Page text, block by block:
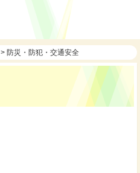
> 防災・防犯・交通安全